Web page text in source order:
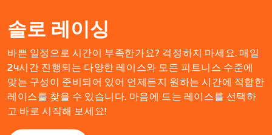
솔로 레이싱
바쁜 일정으로 시간이 부족한가요? 걱정하지 마세요. 매일
24시간 진행되는 다양한 레이스와 모든 피트니스 수준에
맞는 구성이 준비되어 있어 언제든지 원하는 시간에 적합한
레이스를 찾을 수 있습니다. 마음에 드는 레이스를 선택하
고 바로 시작해 보세요!